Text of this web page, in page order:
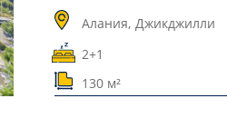
Алания, Джикджилли
2+1
130 м²